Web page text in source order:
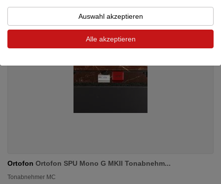
Ortofon Ortofon SPU Mono G MKII Tonabnehm...
Tonabnehmer MC
Auswahl akzeptieren
Alle akzeptieren